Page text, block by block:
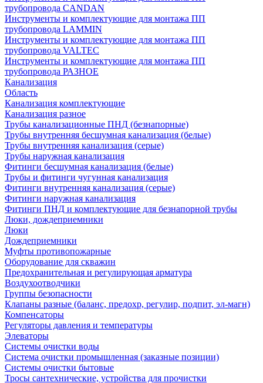
трубопровода CANDAN
Инструменты и комплектующие для монтажа ПП
трубопровода LAMMIN
Инструменты и комплектующие для монтажа ПП
трубопровода VALTEC
Инструменты и комплектующие для монтажа ПП
трубопровода РАЗНОЕ
Канализация
Область
Канализация комплектующие
Канализация разное
Трубы канализационные ПНД (безнапорные)
Трубы внутренняя бесшумная канализация (белые)
Трубы внутренняя канализация (серые)
Трубы наружная канализация
Фитинги бесшумная канализация (белые)
Трубы и фитинги чугунная канализация
Фитинги внутренняя канализация (серые)
Фитинги наружная канализация
Фитинги ПНД и комплектующие для безнапорной трубы
Люки, дождеприемники
Люки
Дождеприемники
Муфты противопожарные
Оборудование для скважин
Предохранительная и регулирующая арматура
Воздухоотводчики
Группы безопасности
Клапаны разные (баланс, предохр, регулир, подпит, эл-магн)
Компенсаторы
Регуляторы давления и температуры
Элеваторы
Системы очистки воды
Система очистки промышленная (заказные позиции)
Системы очистки бытовые
Тросы сантехнические, устройства для прочистки